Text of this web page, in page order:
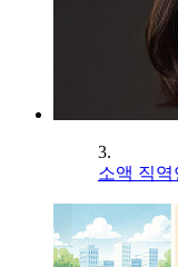
3.
소액 직